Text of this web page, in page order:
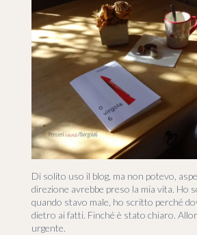
Di solito uso il blog, ma non potevo,
direzione avrebbe preso la mia vita. Ho
quando stavo male, ho scritto perché
dietro ai fatti. Finché è stato chiaro.
urgente.